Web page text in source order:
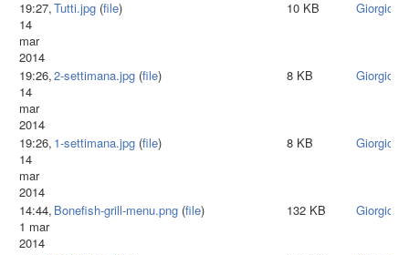
19:27,
14
mar
2014
Tutti.jpg (file) 10 KB
19:26,
14
mar
2014
2-settimana.jpg (file) 8 KB
19:26,
14
mar
2014
1-settimana.jpg (file) 8 KB
14:44,
1 mar
2014
Bonefish-grill-menu.png (file) 132 KB